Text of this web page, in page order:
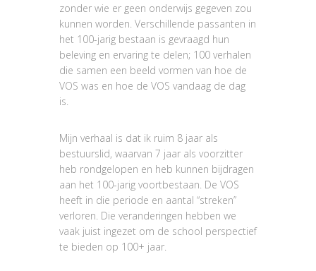
zonder wie er geen onderwijs gegeven zou
kunnen worden. Verschillende passanten in
het 100-jarig bestaan is gevraagd hun
beleving en ervaring te delen; 100 verhalen
die samen een beeld vormen van hoe de
VOS was en hoe de VOS vandaag de dag
is.
Mijn verhaal is dat ik ruim 8 jaar als
bestuurslid, waarvan 7 jaar als voorzitter
heb rondgelopen en heb kunnen bijdragen
aan het 100-jarig voortbestaan. De VOS
heeft in die periode en aantal “streken”
verloren. Die veranderingen hebben we
vaak juist ingezet om de school perspectief
te bieden op 100+ jaar.